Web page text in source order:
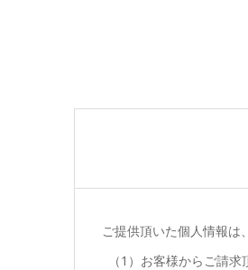
ご提供頂いた個人情報は
お客様からご請求